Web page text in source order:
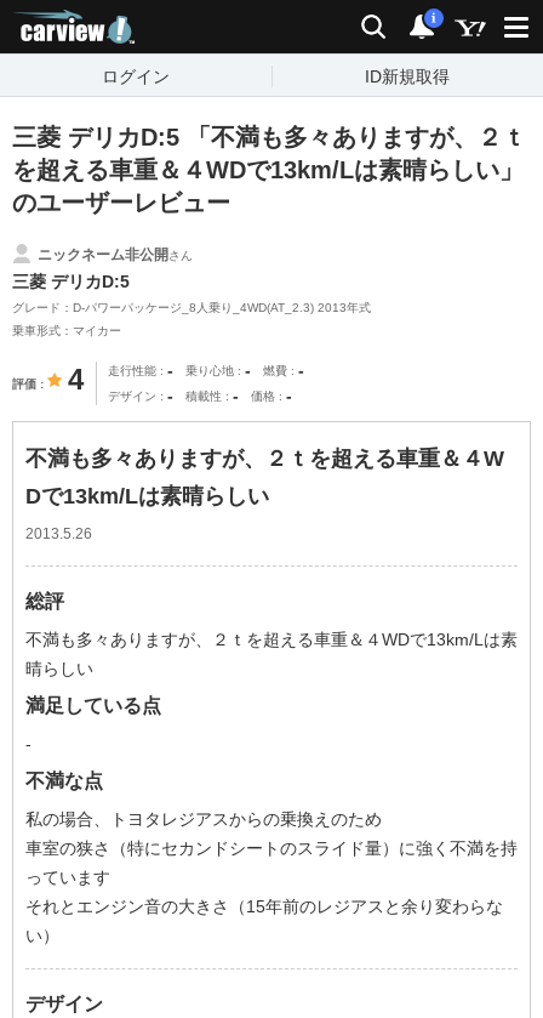
検索 通知
i
ログイン ID新規取得
三菱 デリカD:5 「不満も多々ありますが、２ｔ
を超える車重＆４WDで13km/Lは素晴らしい」
のユーザーレビュー
ニックネーム非公開さん
三菱 デリカD:5
グレード：D-パワーパッケージ_8人乗り_4WD(AT_2.3) 2013年式
乗車形式：マイカー
評価 4 走行性能 - 乗り心地 - 燃費 -
デザイン - 積載性 - 価格 -
不満も多々ありますが、２ｔを超える車重＆４W
Dで13km/Lは素晴らしい
2013.5.26
総評
不満も多々ありますが、２ｔを超える車重＆４WDで13km/Lは素
晴らしい
満足している点
-
不満な点
私の場合、トヨタレジアスからの乗換えのため
車室の狭さ（特にセカンドシートのスライド量）に強く不満を持
っています
それとエンジン音の大きさ（15年前のレジアスと余り変わらな
い）
デザイン